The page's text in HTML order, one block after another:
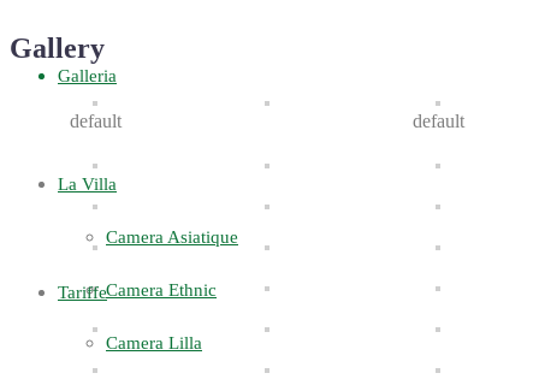
Galleria
La Villa
Camera Asiatique
Camera Ethnic
Camera Lilla
Tariffe
Gallery
default default